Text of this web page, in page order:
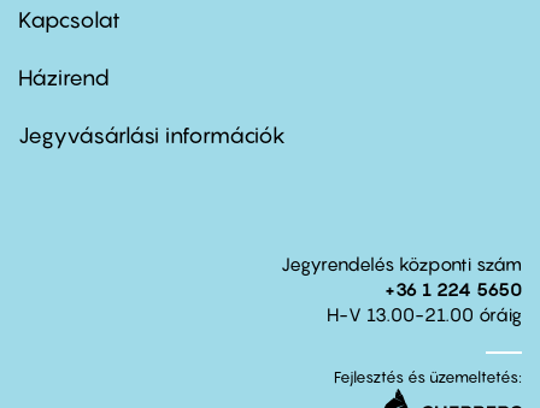
firstKapcsolat
Footer
second
Házirend
Jegyvásárlási információk
Jegyrendelés központi szám
+36 1 224 5650
H-V 13.00-21.00 óráig
Fejlesztés és üzemeltetés: